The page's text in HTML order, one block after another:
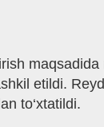
etildi.
to‘xtatildi.